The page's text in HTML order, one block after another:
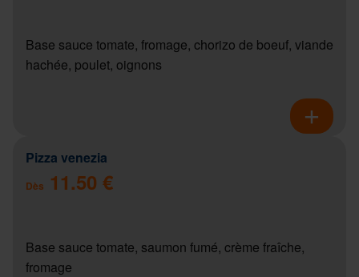
Base sauce tomate, fromage, chorizo de boeuf, viande
hachée, poulet, oignons
Pizza venezia
Dès 11.50 €
Base sauce tomate, saumon fumé, crème fraîche,
fromage